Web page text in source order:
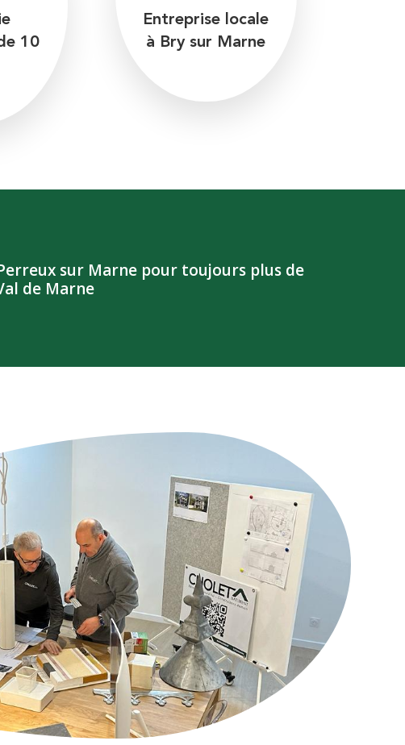
10
Entreprise locale
à Bry sur Marne
sur Marne pour toujours plus de
de Marne